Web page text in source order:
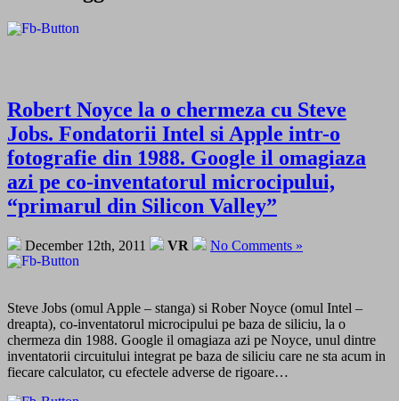
Robert Noyce la o chermeza cu Steve
Jobs. Fondatorii Intel si Apple intr-o
fotografie din 1988. Google il omagiaza
azi pe co-inventatorul microcipului,
“primarul din Silicon Valley”
December 12th, 2011 VR No Comments »
Steve Jobs (omul Apple – stanga) si Rober Noyce (omul Intel –
dreapta), co-inventatorul microcipului pe baza de siliciu, la o
chermeza din 1988. Google il omagiaza azi pe Noyce, unul dintre
inventatorii circuitului integrat pe baza de siliciu care ne sta acum in
fiecare calculator, cu efectele adverse de rigoare…